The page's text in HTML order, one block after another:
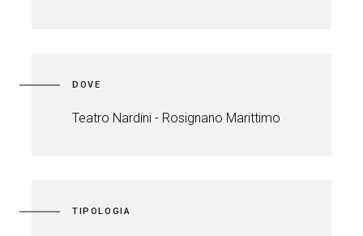
DOVE
Teatro Nardini - Rosignano Marittimo
TIPOLOGIA